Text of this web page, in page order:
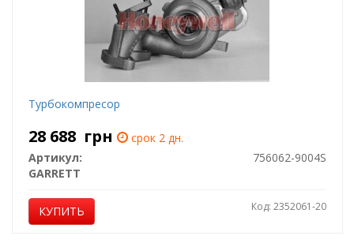
Турбокомпресор
28 688 грн
срок 2 дн.
Артикул:
756062-9004S
GARRETT
КУПИТЬ Код: 2352061-20